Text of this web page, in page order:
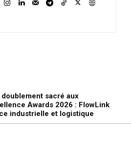
sacré aux
Awards 2026 : FlowLink
industrielle et logistique